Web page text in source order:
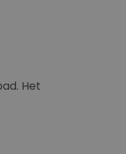
Het